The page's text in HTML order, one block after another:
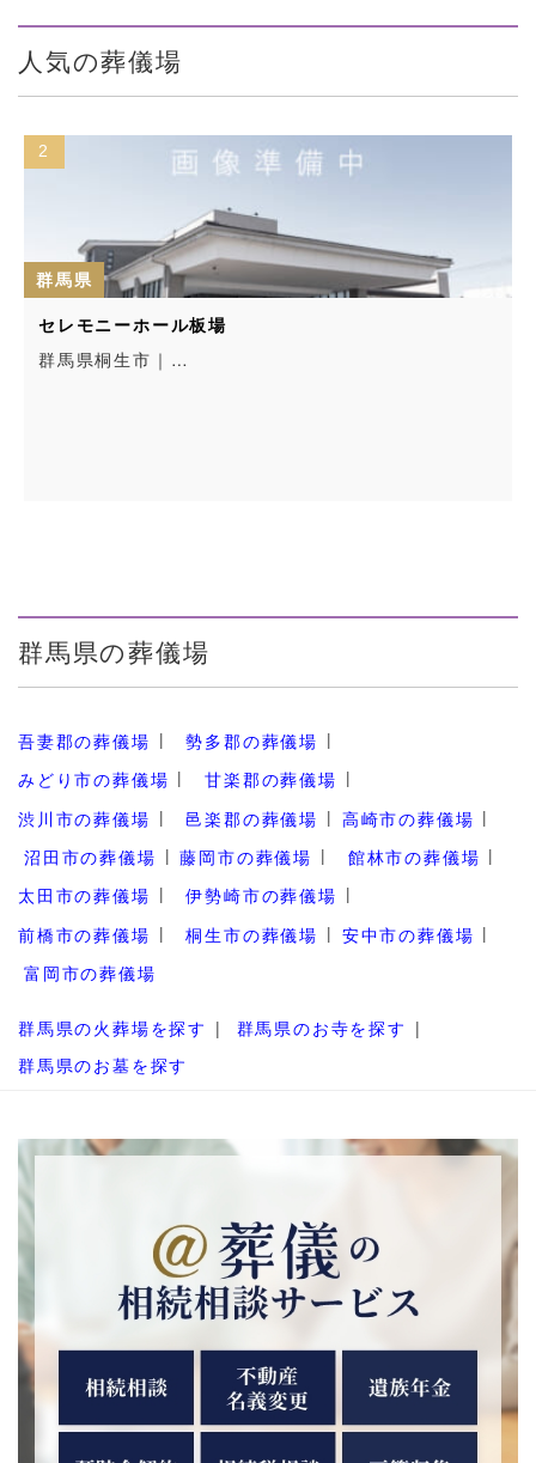
人気の葬儀場
2
群馬県
セレモニーホール板場
群馬県桐生市｜…
群馬県の葬儀場
吾妻郡の葬儀場
勢多郡の葬儀場
みどり市の葬儀場
甘楽郡の葬儀場
渋川市の葬儀場
邑楽郡の葬儀場
高崎市の葬儀場
沼田市の葬儀場
藤岡市の葬儀場
館林市の葬儀場
太田市の葬儀場
伊勢崎市の葬儀場
前橋市の葬儀場
桐生市の葬儀場
安中市の葬儀場
富岡市の葬儀場
群馬県の火葬場を探す
群馬県のお寺を探す
群馬県のお墓を探す